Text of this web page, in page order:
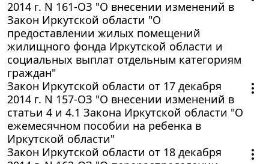
2014 г. N 161-ОЗ "О внесении изменений в
Закон Иркутской области "О
предоставлении жилых помещений
жилищного фонда Иркутской области и
социальных выплат отдельным категориям
граждан"
Закон Иркутской области от 17 декабря
2014 г. N 157-ОЗ "О внесении изменений в
статьи 4 и 4.1 Закона Иркутской области "О
ежемесячном пособии на ребенка в
Иркутской области"
Закон Иркутской области от 18 декабря